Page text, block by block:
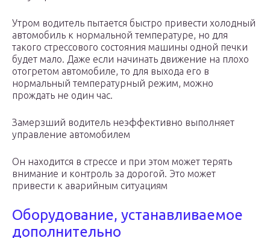
Утром водитель пытается быстро привести холодный
автомобиль к нормальной температуре, но для
такого стрессового состояния машины одной печки
будет мало. Даже если начинать движение на плохо
отогретом автомобиле, то для выхода его в
нормальный температурный режим, можно
прождать не один час.
Замерзший водитель неэффективно выполняет
управление автомобилем
Он находится в стрессе и при этом может терять
внимание и контроль за дорогой. Это может
привести к аварийным ситуациям
Оборудование, устанавливаемое
дополнительно